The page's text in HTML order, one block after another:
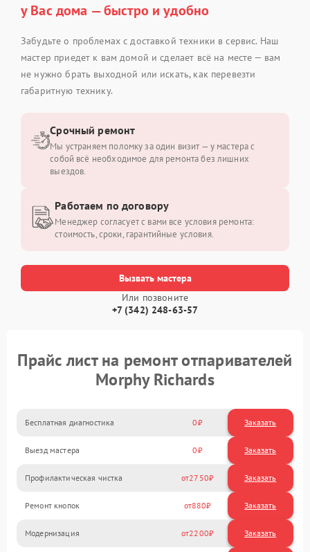
у Вас дома — быстро и удобно
Забудьте о проблемах с доставкой техники в сервис. Наш
мастер приедет к вам домой и сделает всё на месте — вам
не нужно брать выходной или искать, как перевезти
габаритную технику.
Вызвать мастера
Или позвоните
+7 (342) 248-63-57
Срочный ремонт
Мы устраняем поломку за один визит — у мастера с
собой всё необходимое для ремонта без лишних
выездов.
Работаем по договору
Менеджер согласует с вами все условия ремонта:
стоимость, сроки, гарантийные условия.
Прайс лист на ремонт отпаривателей
Morphy Richards
Бесплатная диагностика 0 Заказать
Выезд мастера 0 Заказать
Профилактическая чистка 2750
Ремонт кнопок 880
Модернизация 2200